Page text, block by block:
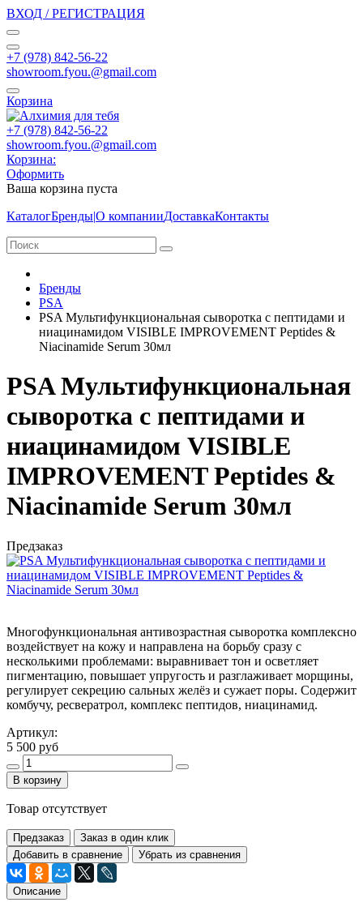
ВХОД / РЕГИСТРАЦИЯ
+7 (978) 842-56-22
showroom.fyou.@gmail.com
Корзина
+7 (978) 842-56-22
showroom.fyou.@gmail.com
Корзина:
Оформить
Ваша корзина пуста
КаталогБренды|О компанииДоставкаКонтакты
Бренды
PSA
PSA Мультифункциональная сыворотка с пептидами и
ниацинамидом VISIBLE IMPROVEMENT Peptides &
Niacinamide Serum 30мл
PSA Мультифункциональная
сыворотка с пептидами и
ниацинамидом VISIBLE
IMPROVEMENT Peptides &
Niacinamide Serum 30мл
Предзаказ
Многофункциональная антивозрастная сыворотка комплексно
воздействует на кожу и направлена на борьбу сразу с
несколькими проблемами: выравнивает тон и осветляет
пигментацию, повышает упругость и разглаживает морщины,
регулирует секрецию сальных желёз и сужает поры. Содержит
комбучу, ресвератрол, комплекс пептидов, ниацинамид.
Артикул:
5 500 руб
В корзину
Товар отсутствует
Предзаказ
Заказ в один клик
Добавить в сравнение
Убрать из сравнения
Описание